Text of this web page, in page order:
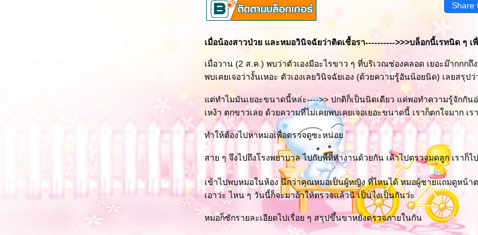
Share
เมื่อน้องสาวป่วย และหมอวินิจฉัยว่าติดเชื้อรา---------->>>บล็อกนี้เรทนิด ๆ เ
เมื่อวาน (2 ส.ค.) พบว่าตัวเองมีอะไรขาว ๆ ที่บริเวณช่องคลอด เยอะม๊ากกก
พบเคยเจอว่างั้นเหอะ ตัวเองเลยวินิจฉัยเอง (ด้วยความรู้อันน้อยนิด) เลยสรุป
ต่ทำไมมันเยอะขนาดนี้หล่ะ---->> ปกติก็เป็นนิดเดียว แค่พอทำความรู้จักกัน
เหง้า ตกขาวเลย ด้วยความที่ไม่เคยพบเคยเจอเยอะขนาดนี้ เราก็ตกใจมาก เร
ทำให้ต้องไปหาหมอเพื่อตรวจดูซะหน่อ
สาย ๆ จึงไปถึงโรงพยาบาล ไปกับพี่ที่ทำงานด้วยกัน เค้าไปตรวจมดลูก เราก็ไ
เข้าไปพบหมอในห้อง นึกว่าคุณหมอเป็นผู้หญิง ที่ไหนได้ หมอผู้ชายแถมดูหน้
เอาว่ะ ไหน ๆ วันนี้ก็จะมาอ้าให้ตรวจแล้วนิ เป็นไงเป็นกันว่ะ
หมอก็ซักรายละเอียดไปเรื่อย ๆ สรุปขึ้นขาหยั่งตรวจภายในกัน